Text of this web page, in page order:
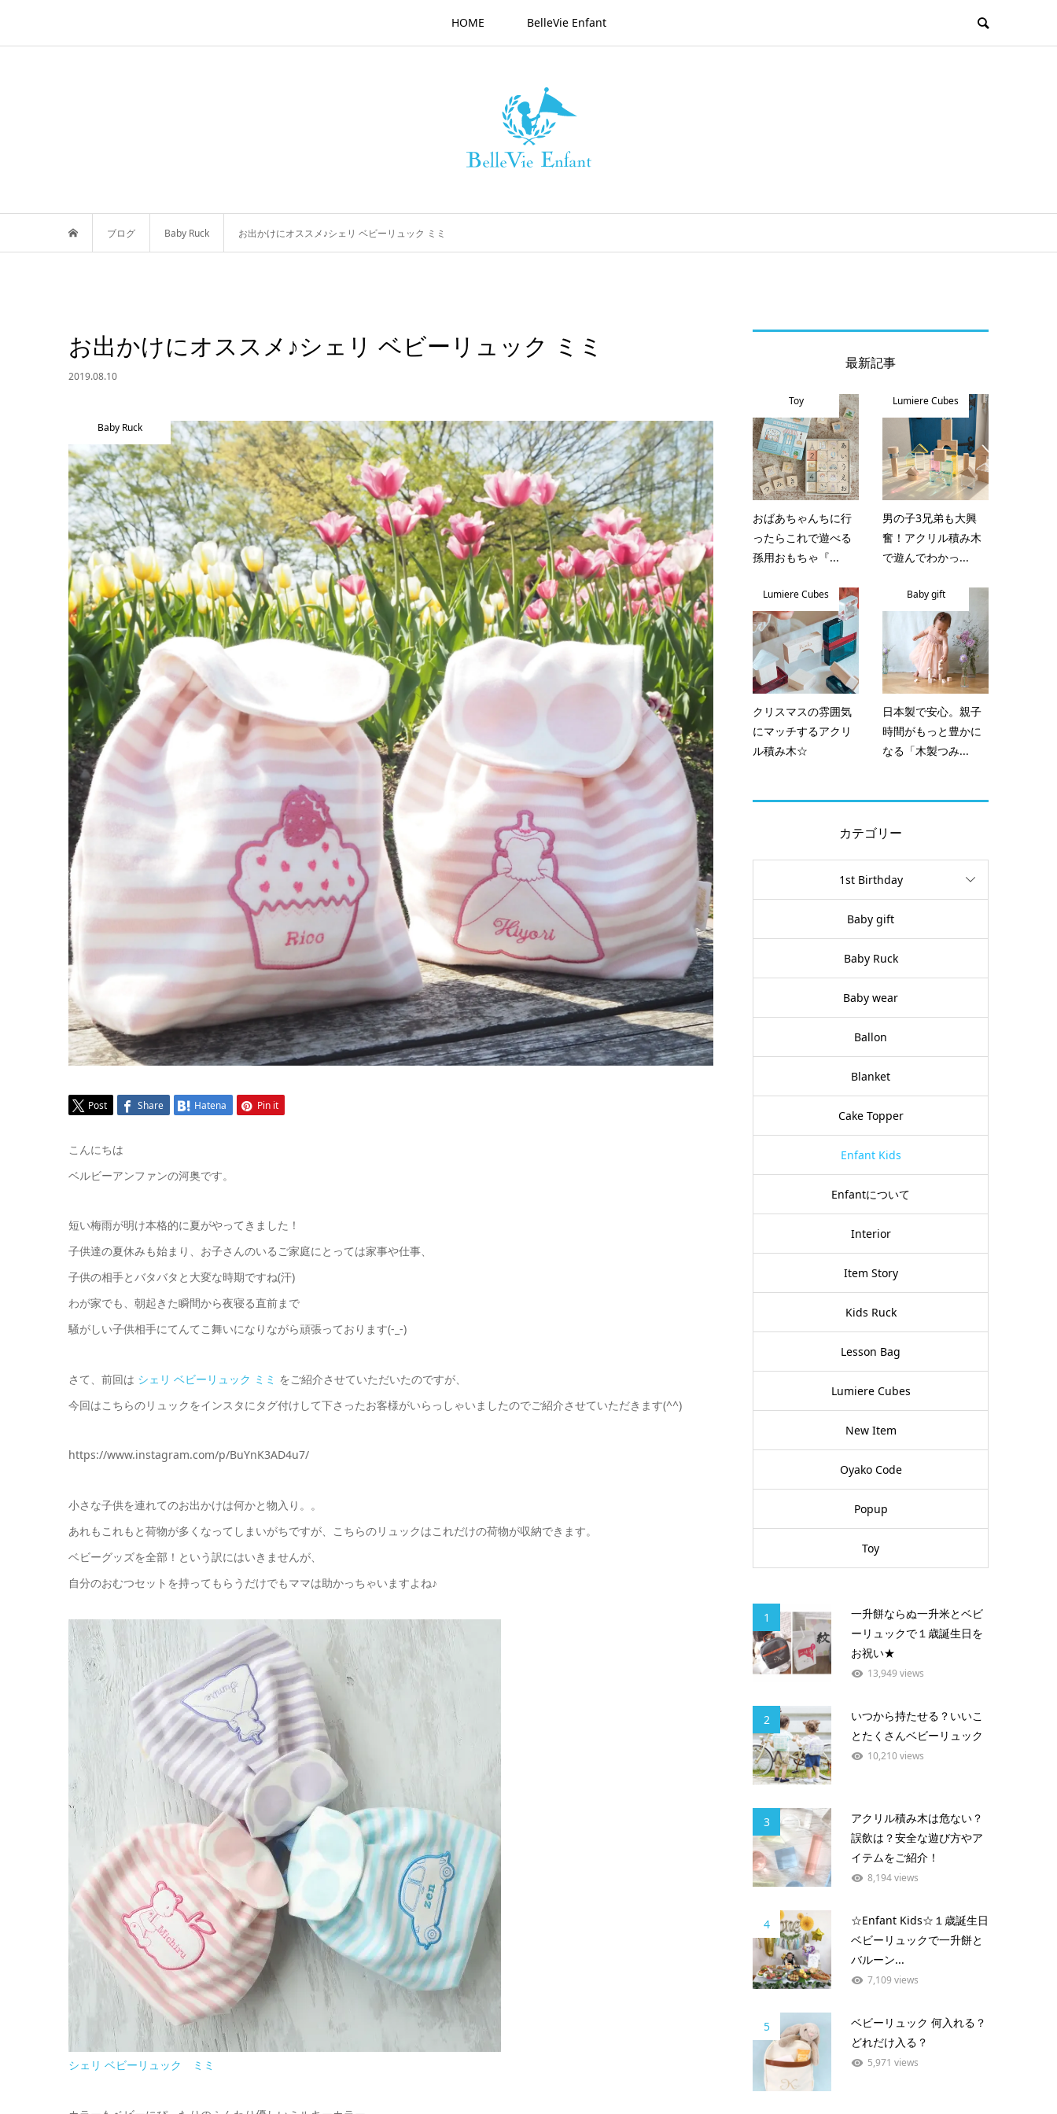
HOME BelleVie Enfant
ブログ Baby Ruck お出かけにオススメ♪シェリ ベビーリュック ミミ
お出かけにオススメ♪シェリ ベビーリュック ミミ
2019.08.10
Baby Ruck
Post Share Hatena Pin it
こんにちは
ベルビーアンファンの河奥です。
短い梅雨が明け本格的に夏がやってきました！
子供達の夏休みも始まり、お子さんのいるご家庭にとっては家事や仕事、
子供の相手とバタバタと大変な時期ですね(汗)
わが家でも、朝起きた瞬間から夜寝る直前まで
騒がしい子供相手にてんてこ舞いになりながら頑張っております(-_-)
さて、前回は シェリ ベビーリュック ミミ をご紹介させていただいたのですが、
今回はこちらのリュックをインスタにタグ付けして下さったお客様がいらっしゃいましたのでご紹介させていただきます(^^)
https://www.instagram.com/p/BuYnK3AD4u7/
小さな子供を連れてのお出かけは何かと物入り。。
あれもこれもと荷物が多くなってしまいがちですが、こちらのリュックはこれだけの荷物が収納できます。
ベビーグッズを全部！という訳にはいきませんが、
自分のおむつセットを持ってもらうだけでもママは助かっちゃいますよね♪
シェリ ベビーリュック ミミ
最新記事
Toy
おばあちゃんちに行
ったらこれで遊べる
孫用おもちゃ『...
Lumiere Cubes
男の子3兄弟も大興
奮！アクリル積み木
で遊んでわかっ...
Lumiere Cubes
クリスマスの雰囲気
にマッチするアクリ
ル積み木☆
Baby gift
日本製で安心。親子
時間がもっと豊かに
なる「木製つみ...
カテゴリー
1st Birthday
Baby gift
Baby Ruck
Baby wear
Ballon
Blanket
Cake Topper
Enfant Kids
Enfantについて
Interior
Item Story
Kids Ruck
Lesson Bag
Lumiere Cubes
New Item
Oyako Code
Popup
Toy
1
一升餅ならぬ一升米とベビ
ーリュックで１歳誕生日を
お祝い★
13,949 views
2
いつから持たせる？いいこ
とたくさんベビーリュック
10,210 views
3
アクリル積み木は危ない？
誤飲は？安全な遊び方やア
イテムをご紹介！
8,194 views
4
☆Enfant Kids☆１歳誕生日
ベビーリュックで一升餅と
バルーン...
7,109 views
5
ベビーリュック 何入れる？
どれだけ入る？
5,971 views